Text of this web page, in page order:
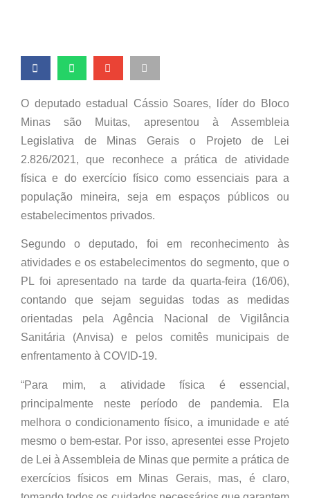
O deputado estadual Cássio Soares, líder do Bloco
Minas são Muitas, apresentou à Assembleia
Legislativa de Minas Gerais o Projeto de Lei
2.826/2021, que reconhece a prática de atividade
física e do exercício físico como essenciais para a
população mineira, seja em espaços públicos ou
estabelecimentos privados.
Segundo o deputado, foi em reconhecimento às
atividades e os estabelecimentos do segmento, que o
PL foi apresentado na tarde da quarta-feira (16/06),
contando que sejam seguidas todas as medidas
orientadas pela Agência Nacional de Vigilância
Sanitária (Anvisa) e pelos comitês municipais de
enfrentamento à COVID-19.
“Para mim, a atividade física é essencial,
principalmente neste período de pandemia. Ela
melhora o condicionamento físico, a imunidade e até
mesmo o bem-estar. Por isso, apresentei esse Projeto
de Lei à Assembleia de Minas que permite a prática de
exercícios físicos em Minas Gerais, mas, é claro,